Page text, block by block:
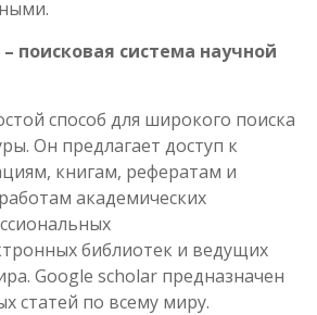
– поисковая система научной
способ для широкого поиска
Он предлагает доступ к
книгам, рефератам и
академических
библиотек и ведущих
Google scholar предназначен
статей по всему миру.